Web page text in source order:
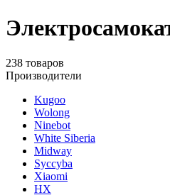
238 товаров
Производители
Kugoo
Wolong
Ninebot
White Siberia
Midway
Syccyba
Xiaomi
HX